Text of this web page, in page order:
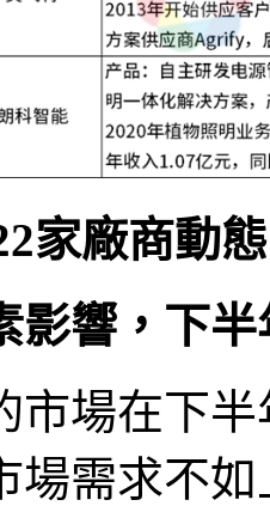
家廠商動
影響，下
市場在下
場需求不